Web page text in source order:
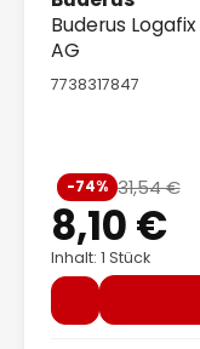
Buderus
AG
7738317847
Verkaufspreis:
8,10 €
31,54 €
-74%
Inhalt: 1 Stück